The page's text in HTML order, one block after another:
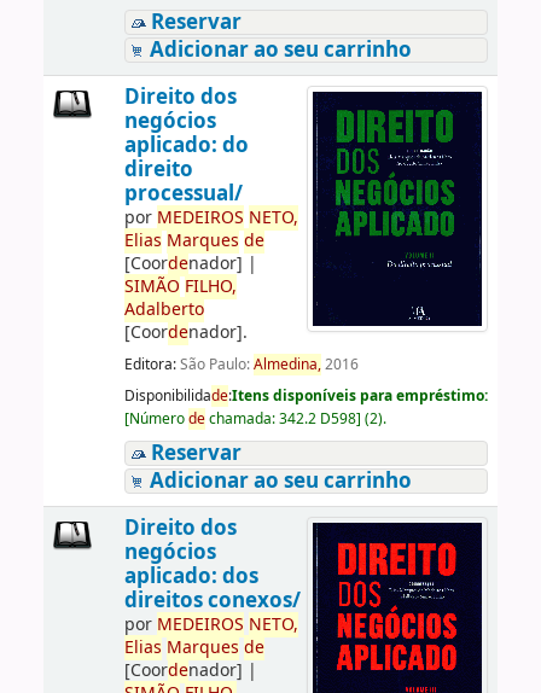
Reservar
Adicionar ao seu carrinho
Direito dos
negócios
aplicado: do
direito
processual/
por MEDEIROS NETO,
Elias Marques de
[Coordenador] |
SIMÃO FILHO,
Adalberto
[Coordenador].
Editora:São Paulo:Almedina,2016
Disponibilidade:Itens disponíveis para empréstimo:
[Númerodechamada:342.2 D598] (2).
Reservar
Adicionar ao seu carrinho
Direito dos
negócios
aplicado: dos
direitos conexos/
por MEDEIROS NETO,
Elias Marques de
[Coordenador] |